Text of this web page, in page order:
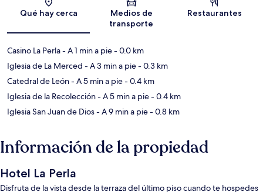
Sección del mapa
Qué hay cerca
Medios de
transporte
Restaurantes
Casino La Perla- A 1 min a pie- 0.0 km
Iglesia de La Merced - A 3 min a pie- 0.3 km
Catedral de León- A 5 min a pie- 0.4 km
Iglesia de la Recolección- A 5 min a pie- 0.4 km
Iglesia San Juan de Dios- A 9 min a pie- 0.8 km
Información de la propiedad
Hotel La Perla
Disfruta de la vista desde la terraza del último piso cuando te hospedes